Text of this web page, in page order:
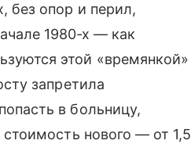
без опор и перил,
1980‑х — как
этой «времянкой»
запретила
в больницу,
стоимость нового — от 1,5